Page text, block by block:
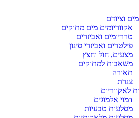
וציודם
אקווריומים מים מתוקים
טרריומים ואביזרים
פילטרים ואביזרי סינון
מצעים, חול וחצץ
משאבות למתוקים
תאורה
צנרת
לאקווריום
דמוי אלמוגים
מסלעות טבעיות